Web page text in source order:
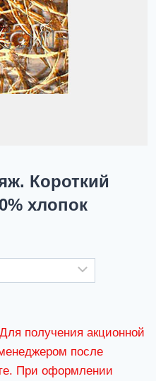
Короткий
хлопок
получения акционной
после
При оформлении